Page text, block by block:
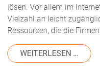
lösen. Vor allem im
Vielzahl an leicht
Ressourcen, die die
WEITERLESEN …